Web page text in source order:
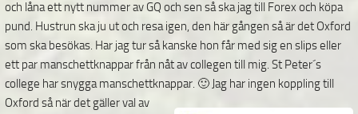
och låna ett nytt nummer av GQ och sen så ska jag till Forex och köpa
pund. Hustrun ska ju ut och resa igen, den här gången så är det Oxford
som ska besökas. Har jag tur så kanske hon får med sig en slips eller
ett par manschettknappar från nåt av collegen till mig. St Peter´s
college har snygga manschettknappar. 🙂 Jag har ingen koppling till
Oxford så när det gäller val av